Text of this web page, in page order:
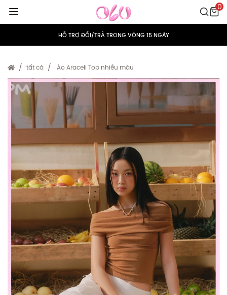
0
MIỄN PHÍ VẬN CHUYỂN CHO MỌI ĐƠN HÀNG
HỖ TRỢ ĐỔI/TRẢ TRONG VÒNG 15 NGÀY
MIỄN PHÍ VẬN CHUYỂN CHO MỌI ĐƠN HÀNG
HỖ TRỢ ĐỔI/TRẢ TRONG VÒNG 15 NGÀY
TÍCH ĐIỂM 5% CHO MỌI ĐƠN HÀNG
tất cả Áo Araceli Top nhiều màu